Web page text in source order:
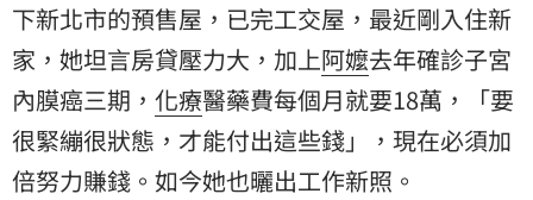
下新北市的預售屋，已完工交屋，最近剛入住新
家，她坦言房貸壓力大，加上阿嬤去年確診子宮
內膜癌三期， 化療醫藥費每個月就要18萬，「要
很緊繃很狀態，才能付出這些錢」，現在必須加
倍努力賺錢。如今她也曬出工作新照。